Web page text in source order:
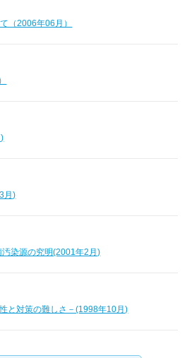
（2006年06月）
月)
染源の究明(2001年2月)
と対策の難しさ－(1998年10月)